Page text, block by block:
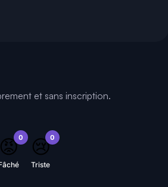
et sans inscription.
0
😡 0
😢
Triste